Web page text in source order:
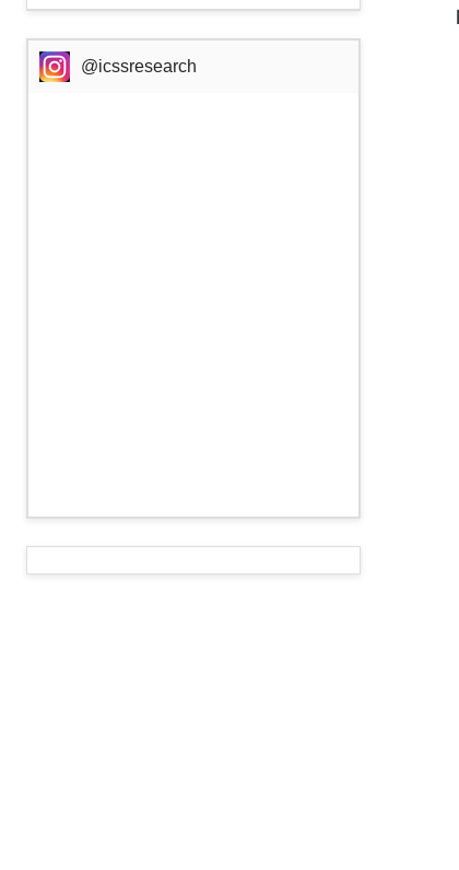
@icssresearch